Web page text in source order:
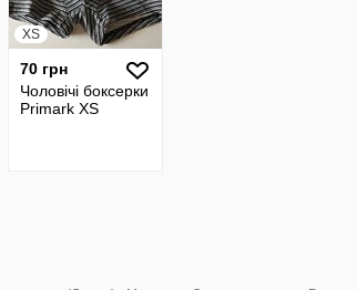
XS
70 грн
Чоловічі боксерки
Primark XS